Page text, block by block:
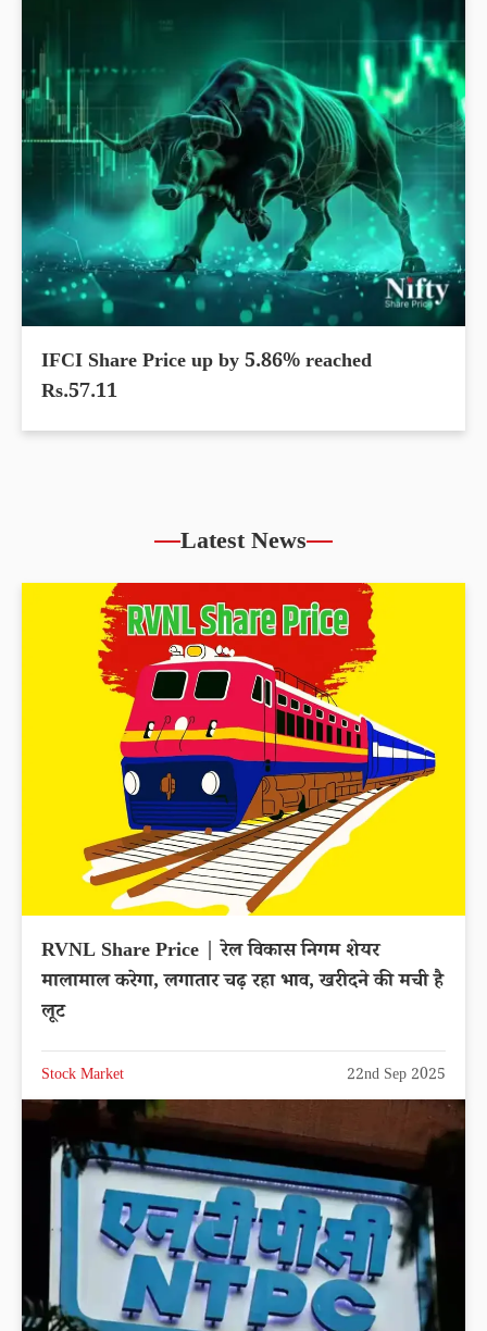
IFCI Share Price up by 5.86% reached
Rs.57.11
Latest News
RVNL Share Price | रेल विकास निगम शेयर
मालामाल करेगा, लगातार चढ़ रहा भाव, खरीदने की मची है
लूट
Stock Market 22nd Sep 2025